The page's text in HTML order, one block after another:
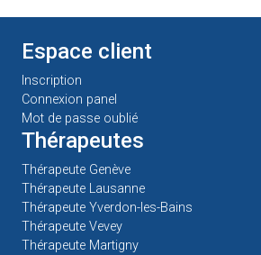
Espace client
Inscription
Connexion panel
Mot de passe oublié
Thérapeutes
Thérapeute Genève
Thérapeute Lausanne
Thérapeute Yverdon-les-Bains
Thérapeute Vevey
Thérapeute Martigny